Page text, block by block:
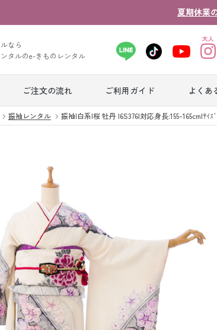
夏期休業
なら
タルのe-きものレンタル
ご注文の流れ ご利用ガイド よくあ
振袖レンタル
ル
男性礼装レンタ
ル
小物販売品
振袖レンタル 振袖|白系|桜 牡丹 |6S376|対応身長:155-165cm|ｻｲｽ